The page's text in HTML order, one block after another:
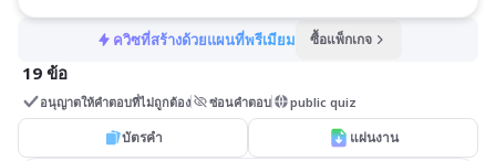
ควิซที่สร้างด้วยแผนที่พรีเมียม ซื้อแพ็กเกจ
19 ข้อ
อนุญาตให้คำตอบที่ไม่ถูกต้อง ซ่อนคำตอบ public quiz
บัตรคำ แผ่นงาน